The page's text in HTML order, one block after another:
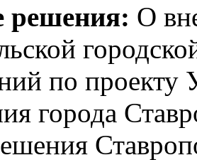
решения: О
по проекту
города